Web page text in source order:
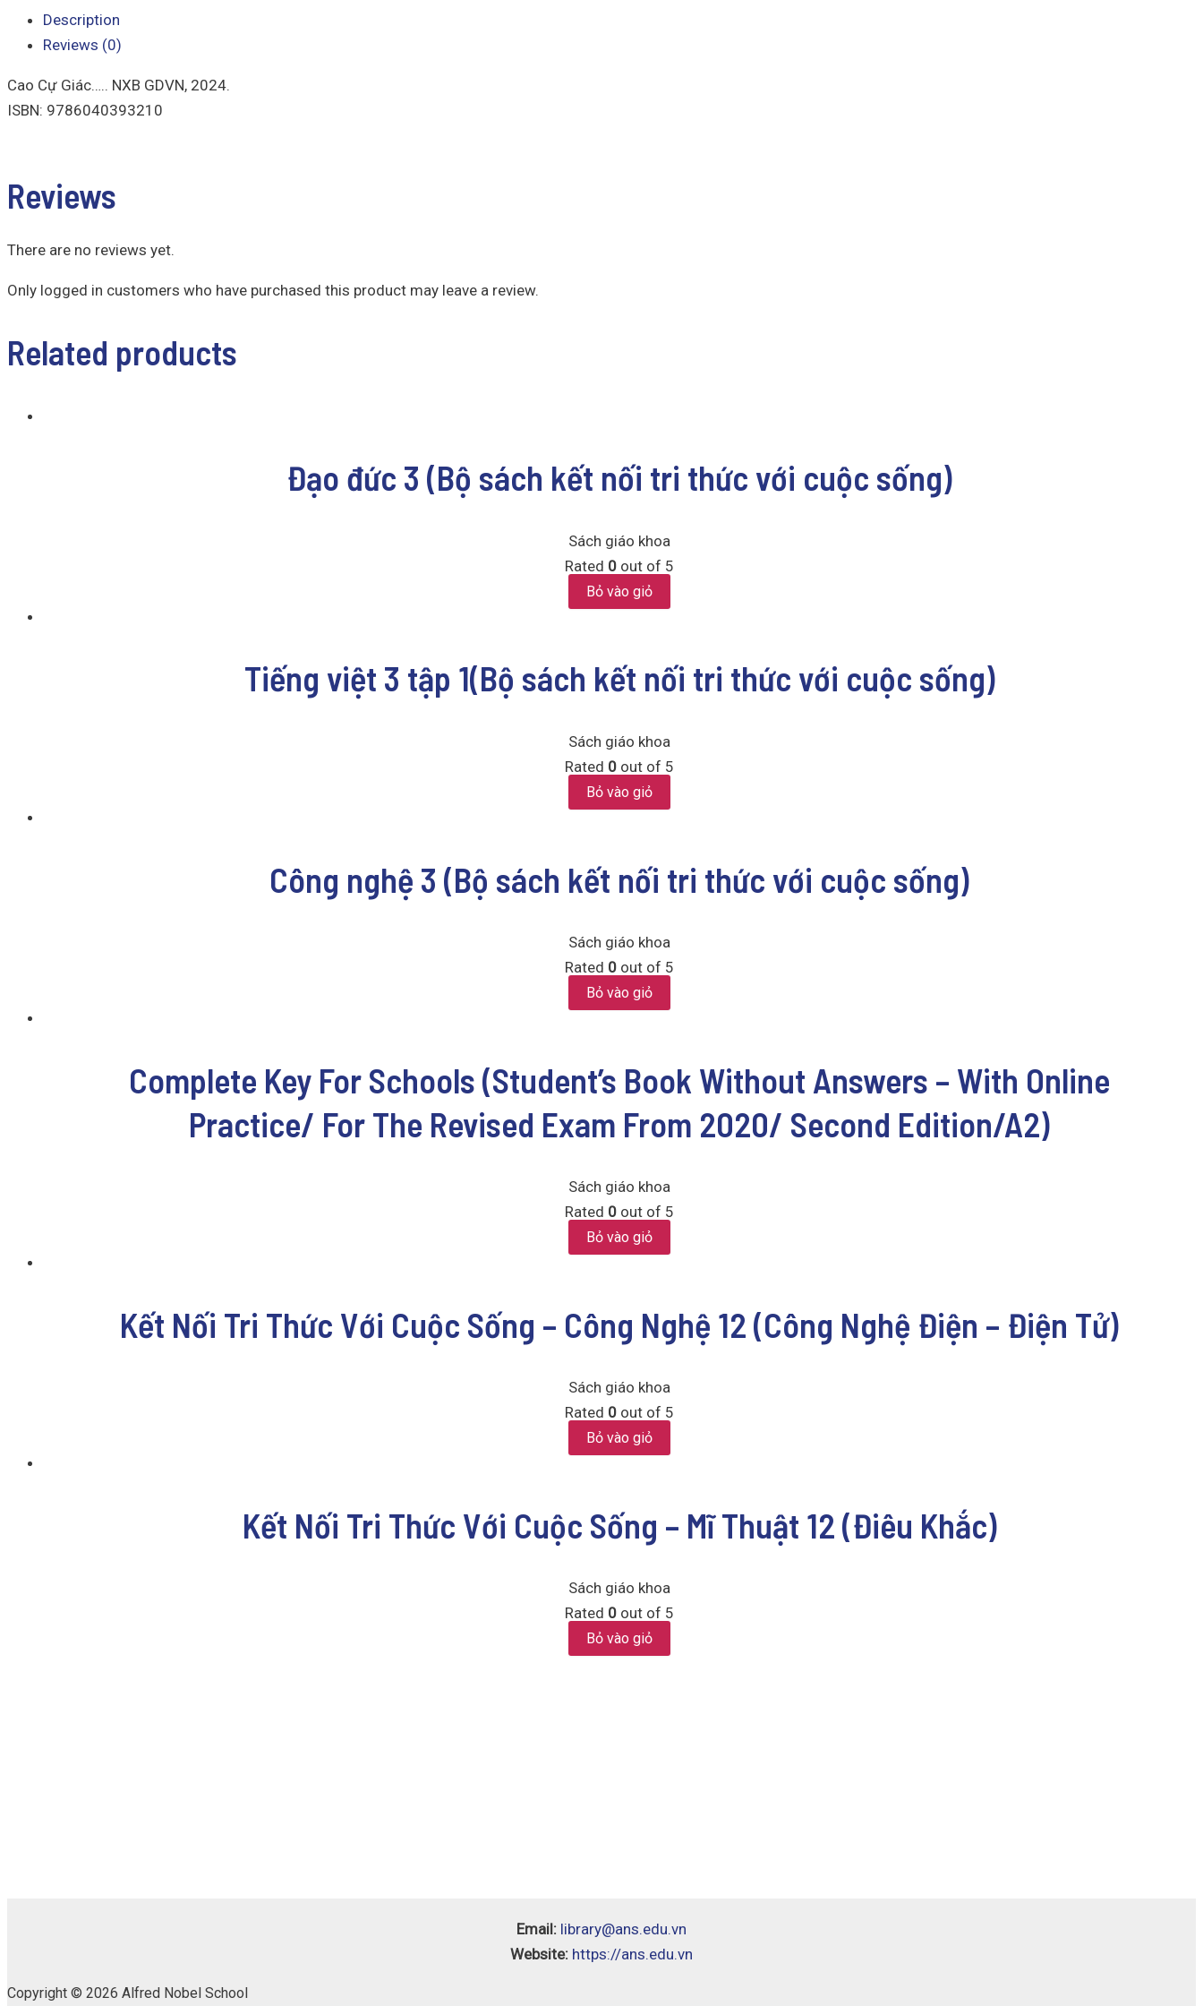
Description
Reviews (0)
Cao Cự Giác….. NXB GDVN, 2024.
ISBN: 9786040393210
Reviews
There are no reviews yet.
Only logged in customers who have purchased this product may leave a review.
Related products
Đạo đức 3 (Bộ sách kết nối tri thức với cuộc sống)
Sách giáo khoa
Rated 0 out of 5
Bỏ vào giỏ
Tiếng việt 3 tập 1(Bộ sách kết nối tri thức với cuộc sống)
Sách giáo khoa
Rated 0 out of 5
Bỏ vào giỏ
Công nghệ 3 (Bộ sách kết nối tri thức với cuộc sống)
Sách giáo khoa
Rated 0 out of 5
Bỏ vào giỏ
Complete Key For Schools (Student’s Book Without Answers – With Online
Practice/ For The Revised Exam From 2020/ Second Edition/A2)
Sách giáo khoa
Rated 0 out of 5
Bỏ vào giỏ
Kết Nối Tri Thức Với Cuộc Sống – Công Nghệ 12 (Công Nghệ Điện – Điện Tử)
Sách giáo khoa
Rated 0 out of 5
Bỏ vào giỏ
Kết Nối Tri Thức Với Cuộc Sống – Mĩ Thuật 12 (Điêu Khắc)
Sách giáo khoa
Rated 0 out of 5
Bỏ vào giỏ
Email: library@ans.edu.vn
Website: https://ans.edu.vn
Copyright © 2026 Alfred Nobel School